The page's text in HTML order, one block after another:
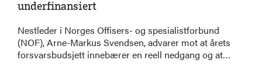
underfinansiert
Nestleder i Norges Offisers- og spesialistforbund
(NOF), Arne-Markus Svendsen, advarer mot at årets
forsvarsbudsjett innebærer en reell nedgang og at